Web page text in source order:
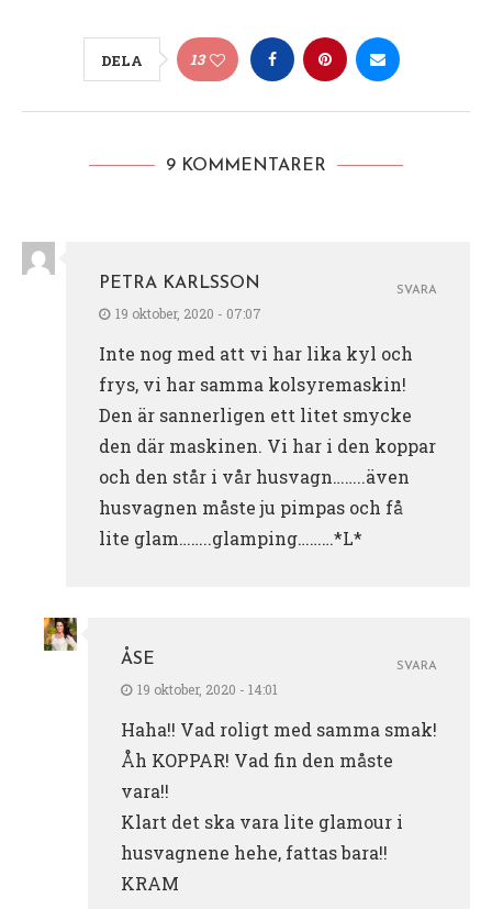
DELA 13
9 KOMMENTARER
PETRA KARLSSON
19 oktober, 2020 - 07:07
Inte nog med att vi har lika kyl och
frys, vi har samma kolsyremaskin!
Den är sannerligen ett litet smycke
den där maskinen. Vi har i den koppar
och den står i vår husvagn……..även
husvagnen måste ju pimpas och få
lite glam……..glamping………*L*
SVARA
ÅSE
19 oktober, 2020 - 14:01
Haha!! Vad roligt med samma smak!
Åh KOPPAR! Vad fin den måste
vara!!
Klart det ska vara lite glamour i
husvagnene hehe, fattas bara!!
KRAM
SVARA